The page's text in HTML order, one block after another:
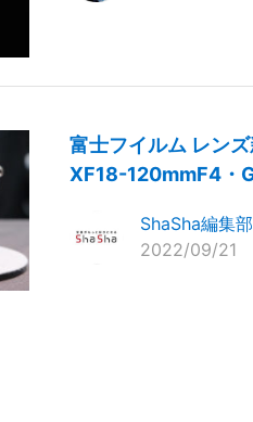
富士フイルム レン
XF18-120mmF4・
ShaSha編集部
2022/09/21